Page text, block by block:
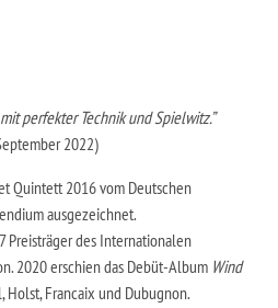
perfekter Technik und Spielwitz.”
2022)
Quintett 2016 vom Deutschen
ausgezeichnet.
Preisträger des Internationalen
2020 erschien das Debüt-Album Wind
Francaix und Dubugnon.